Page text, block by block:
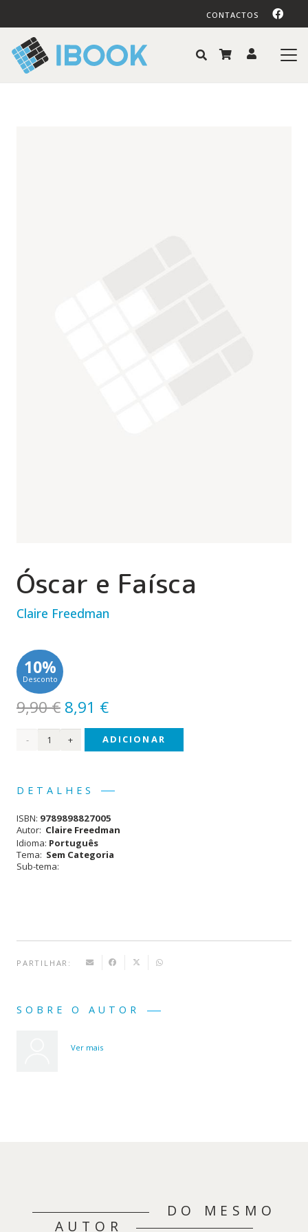
CONTACTOS
Óscar e Faísca
Claire Freedman
10%
Desconto
9,90€ O
preço
original
9,90 €.
8,91 €O
preço
atual
Quantidade
Faísca
ADICIONAR
DETALHES
ISBN: 9789898827005
Autor: Claire Freedman
Idioma: Português
Tema: Sem Categoria
Sub-tema:
PARTILHAR:
SOBRE O AUTOR
Ver mais
DO MESMO
AUTOR